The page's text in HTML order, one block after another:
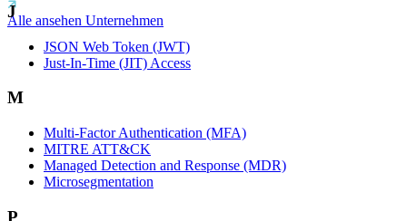
Alle ansehen Unternehmen
J
JSON Web Token (JWT)
Just-In-Time (JIT) Access
M
Multi-Factor Authentication (MFA)
MITRE ATT&CK
Managed Detection and Response (MDR)
Microsegmentation
P